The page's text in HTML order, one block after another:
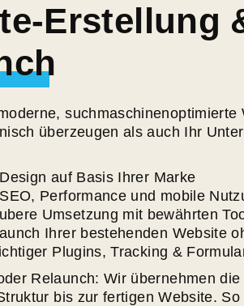
Erstellung
suchmaschinenoptimierte
überzeugen als auch Ihr
auf Basis Ihrer Marke
Performance und mobile
Umsetzung mit bewährten
Ihrer bestehenden Website
Plugins, Tracking &
Relaunch: Wir übernehmen
bis zur fertigen Website.